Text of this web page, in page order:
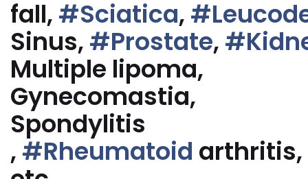
fall, #Sciatica,
Sinus, #Prostate,
Multiple lipoma,
Gynecomastia,
Spondylitis
, #Rheumatoid arthritis,